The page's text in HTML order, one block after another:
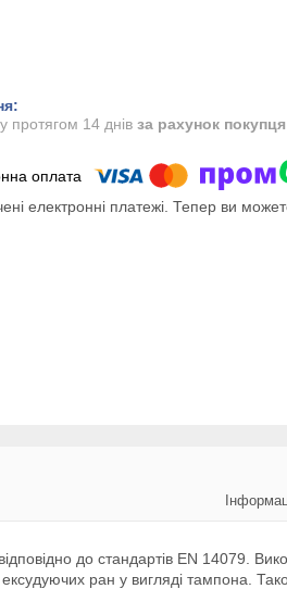
протягом 14 днів за рахунок покупця
електронні платежі. Тепер ви
до стандартів EN 14079.
ран у вигляді тампона.